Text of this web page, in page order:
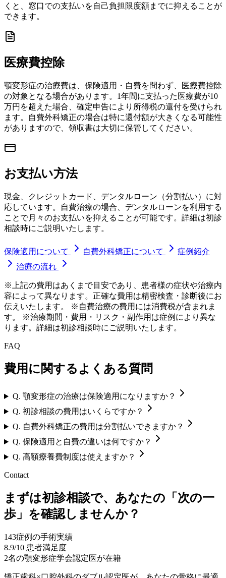
くと、窓口での支払いを自己負担限度額までに抑えることが
できます。
医療費控除
顎変形症の治療費は、保険適用・自費を問わず、医療費控除
の対象となる場合があります。1年間に支払った医療費が10
万円を超えた場合、確定申告により所得税の還付を受けられ
ます。自費外科矯正の場合は特に還付額が大きくなる可能性
がありますので、領収書は大切に保管してください。
お支払い方法
現金、クレジットカード、デンタルローン（分割払い）に対
応しています。自費治療の場合、デンタルローンを利用する
ことで月々のお支払いを抑えることが可能です。詳細は初診
相談時にご説明いたします。
保険適用について 自費外科矯正について
症例紹介
治療の流れ
※上記の費用はあくまで目安であり、患者様の症状や治療内
容によって異なります。正確な費用は精密検査・診断後にお
伝えいたします。 ※自費治療の費用には消費税が含まれま
す。 ※治療期間・費用・リスク・副作用は症例により異な
ります。詳細は初診相談時にご説明いたします。
FAQ
費用に関するよくある質問
Q. 顎変形症の治療は保険適用になりますか？
Q. 初診相談の費用はいくらですか？
Q. 自費外科矯正の費用は分割払いできますか？
Q. 保険適用と自費の違いは何ですか？
Q. 高額療養費制度は使えますか？
Contact
まずは初診相談で、あなたの「次の一
歩」を確認しませんか？
143症例の手術実績
8.9/10 患者満足度
2名の顎変形症学会認定医が在籍